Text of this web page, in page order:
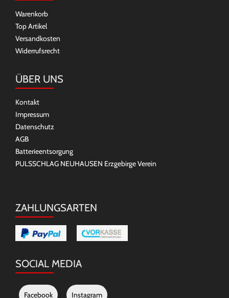
Warenkorb
Top Artikel
Versandkosten
Widerrufsrecht
ÜBER UNS
Kontakt
Impressum
Datenschutz
AGB
Batterieentsorgung
PULSSCHLAG NEUHAUSEN Erzgebirge Verein
ZAHLUNGSARTEN
SOCIAL MEDIA
Facebook Instagram